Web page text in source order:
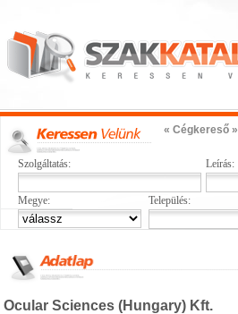
« Cégkereső »
Szolgáltatás: Leírás:
Megye: Település:
Ocular Sciences (Hungary) Kft.